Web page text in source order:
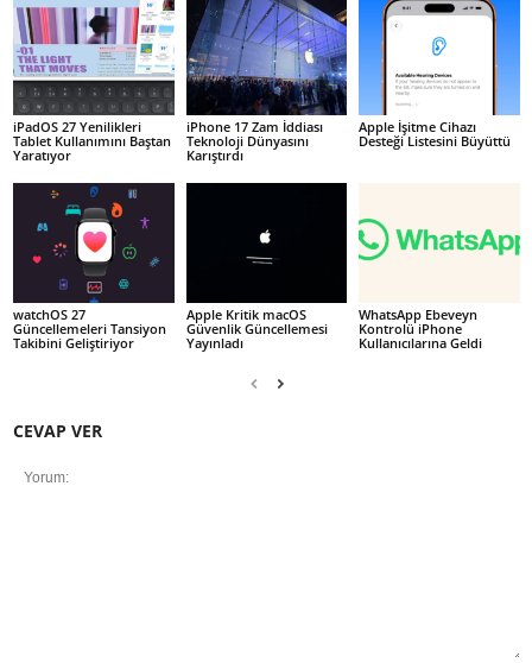
iPadOS 27 Yenilikleri
Tablet Kullanımını Baştan
Yaratıyor
iPhone 17 Zam İddiası
Teknoloji Dünyasını
Karıştırdı
Apple İşitme Cihazı
Desteği Listesini Büyüttü
watchOS 27
Güncellemeleri Tansiyon
Takibini Geliştiriyor
Apple Kritik macOS
Güvenlik Güncellemesi
Yayınladı
WhatsApp Ebeveyn
Kontrolü iPhone
Kullanıcılarına Geldi
CEVAP VER